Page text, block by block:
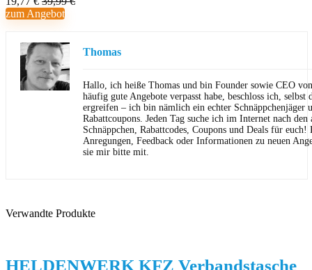
zum Angebot
Thomas
Hallo, ich heiße Thomas und bin Founder sowie CEO
häufig gute Angebote verpasst habe, beschloss ich,
ergreifen – ich bin nämlich ein echter Schnäppchenjäger
Rabattcoupons. Jeden Tag suche ich im Internet nach den
Schnäppchen, Rabattcodes, Coupons und Deals für euch!
Anregungen, Feedback oder Informationen zu neuen
sie mir bitte mit.
Verwandte Produkte
HELDENWERK KFZ Verbandstasche